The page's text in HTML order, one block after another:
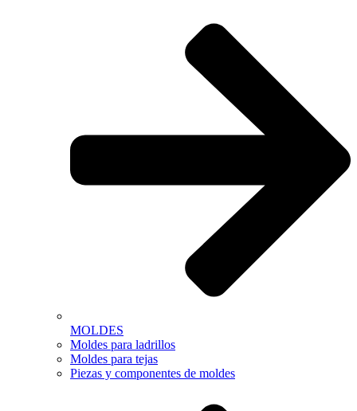
MOLDES
Moldes para ladrillos
Moldes para tejas
Piezas y componentes de moldes